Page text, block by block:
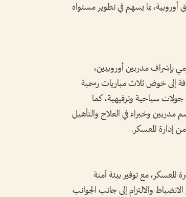
بما يسهم في تطوير مستواه
بإشراف مدربين أوروبيين،
إلى خوض ثلاث مباريات رسمية
سياحية وترفيهية، كما
وخبراء في العلاج والتأهيل
إدارة المعسكر.
المعسكر، مع توفير بيئة آمنة
والالتزام إلى جانب الجوانب